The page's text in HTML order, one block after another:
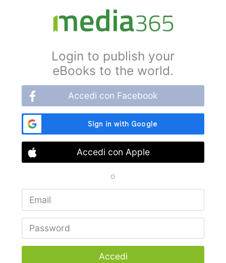
Login to publish your
eBooks to the world.
Accedi con Facebook
Accedi con Apple
o
Accedi